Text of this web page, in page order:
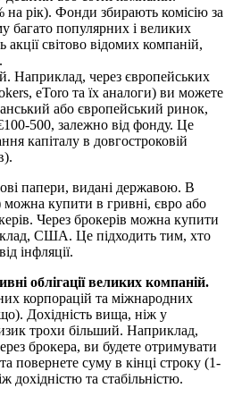
на рік). Фонди збирають комісію за
багато популярних і великих
світово відомих компаній,
Наприклад, через європейських
eToro та їх аналоги) ви можете
або європейський ринок,
500, залежно від фонду. Це
капіталу в довгостроковій
папери, видані державою. В
можна купити в гривні, євро або
Через брокерів можна купити
США. Це підходить тим, хто
інфляції.
облігації великих компаній.
корпорацій та міжнародних
Дохідність вища, ніж у
трохи більший. Наприклад,
брокера, ви будете отримувати
повернете суму в кінці строку (1-
та стабільністю.